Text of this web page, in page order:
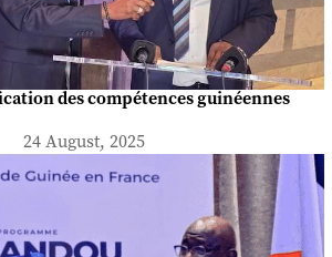
des compétences guinéennes
24 August, 2025